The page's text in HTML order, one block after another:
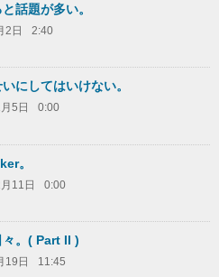
話題が多い。
2日 2:40
にしてはいけない。
5日 0:00
。
11日 0:00
々。( Part II )
19日 11:45